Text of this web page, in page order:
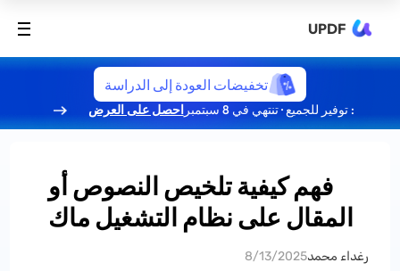
UPDF
تخفيضات العودة إلى الدراسة
: توفير للجميع · تنتهي في 8 سبتمبر احصل على العرض
فهم كيفية تلخيص النصوص أو
المقال على نظام التشغيل ماك
رغداء محمد8/13/2025